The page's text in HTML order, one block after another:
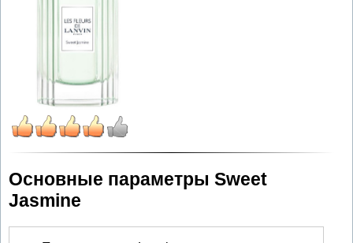
Основные параметры Sweet
Jasmine